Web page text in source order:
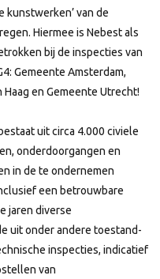
kunstwerken’ van de
Hiermee is Nebest als
bij de inspecties van
Gemeente Amsterdam,
en Gemeente Utrecht!
uit circa 4.000 civiele
onderdoorgangen en
in de te ondernemen
een betrouwbare
jaren diverse
uit onder andere toestand-
inspecties, indicatief
van